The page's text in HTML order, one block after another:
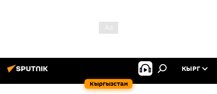
Кыргызстан
КЫРГ